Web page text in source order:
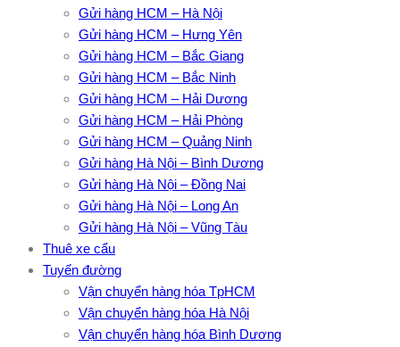
Gửi hàng HCM – Hà Nội
Gửi hàng HCM – Hưng Yên
Gửi hàng HCM – Bắc Giang
Gửi hàng HCM – Bắc Ninh
Gửi hàng HCM – Hải Dương
Gửi hàng HCM – Hải Phòng
Gửi hàng HCM – Quảng Ninh
Gửi hàng Hà Nội – Bình Dương
Gửi hàng Hà Nội – Đồng Nai
Gửi hàng Hà Nội – Long An
Gửi hàng Hà Nội – Vũng Tàu
Thuê xe cẩu
Tuyến đường
Vận chuyển hàng hóa TpHCM
Vận chuyển hàng hóa Hà Nội
Vận chuyển hàng hóa Bình Dương